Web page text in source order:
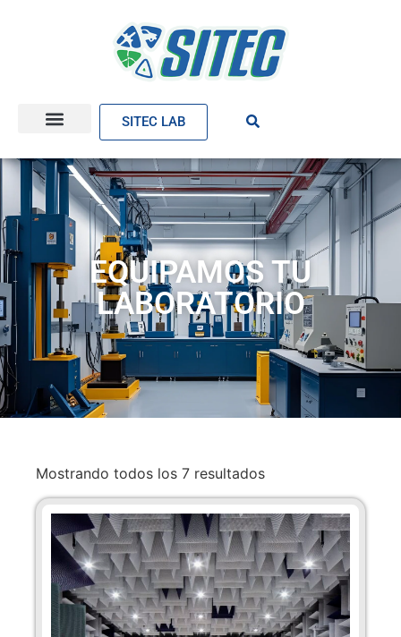
SITEC LAB
EQUIPAMOS TU
LABORATORIO
Mostrando todos los 7 resultados